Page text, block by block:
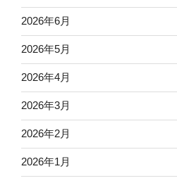
2026年6月
2026年5月
2026年4月
2026年3月
2026年2月
2026年1月